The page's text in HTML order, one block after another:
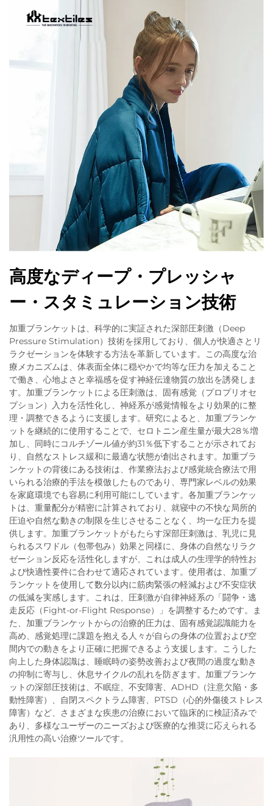
高度なディープ・プレッシャ
ー・スタミュレーション技術
加重ブランケットは、科学的に実証された深部圧刺激（Deep
Pressure Stimulation）技術を採用しており、個人が快適さとリ
ラクゼーションを体験する方法を革新しています。この高度な治
療メカニズムは、体表面全体に穏やかで均等な圧力を加えること
で働き、心地よさと幸福感を促す神経伝達物質の放出を誘発しま
す。加重ブランケットによる圧刺激は、固有感覚（プロプリオセ
プション）入力を活性化し、神経系が感覚情報をより効果的に整
理・調整できるように支援します。研究によると、加重ブランケ
ットを継続的に使用することで、セロトニン産生量が最大28％増
加し、同時にコルチゾール値が約31％低下することが示されてお
り、自然なストレス緩和に最適な状態が創出されます。加重ブラ
ンケットの背後にある技術は、作業療法および感覚統合療法で用
いられる治療的手法を模倣したものであり、専門家レベルの効果
を家庭環境でも容易に利用可能にしています。各加重ブランケッ
トは、重量配分が精密に計算されており、就寝中の不快な局所的
圧迫や自然な動きの制限を生じさせることなく、均一な圧力を提
供します。加重ブランケットがもたらす深部圧刺激は、乳児に見
られるスワドル（包帯包み）効果と同様に、身体の自然なリラク
ゼーション反応を活性化しますが、これは成人の生理学的特性お
よび快適性要件に合わせて適応されています。使用者は、加重ブ
ランケットを使用して数分以内に筋肉緊張の軽減および不安症状
の低減を実感します。これは、圧刺激が自律神経系の「闘争・逃
走反応（Fight-or-Flight Response）」を調整するためです。ま
た、加重ブランケットからの治療的圧力は、固有感覚認識能力を
高め、感覚処理に課題を抱える人々が自らの身体の位置および空
間内での動きをより正確に把握できるよう支援します。こうした
向上した身体認識は、睡眠時の姿勢改善および夜間の過度な動き
の抑制に寄与し、休息サイクルの乱れを防ぎます。加重ブランケ
ットの深部圧技術は、不眠症、不安障害、ADHD（注意欠陥・多
動性障害）、自閉スペクトラム障害、PTSD（心的外傷後ストレス
障害）など、さまざまな疾患の治療において臨床的に検証済みで
あり、多様なユーザーのニーズおよび医療的な推奨に応えられる
汎用性の高い治療ツールです。